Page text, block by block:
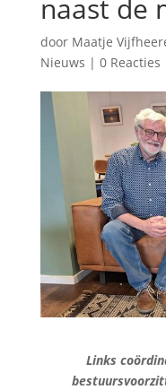
naast de
door Maatje
Nieuws | 0 Reacties
Links